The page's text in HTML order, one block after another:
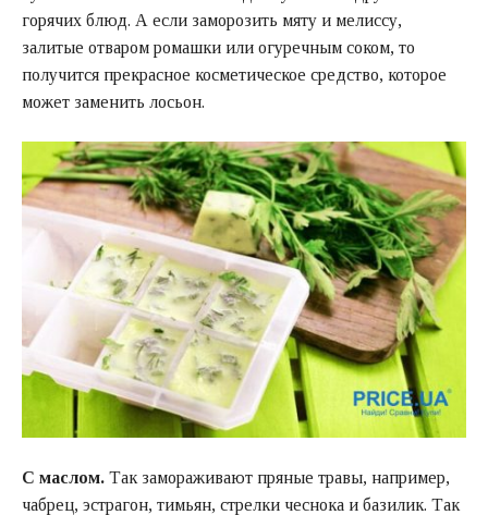
горячих блюд. А если заморозить мяту и мелиссу,
залитые отваром ромашки или огуречным соком, то
получится прекрасное косметическое средство, которое
может заменить лосьон.
С маслом. Так замораживают пряные травы, например,
чабрец, эстрагон, тимьян, стрелки чеснока и базилик. Так